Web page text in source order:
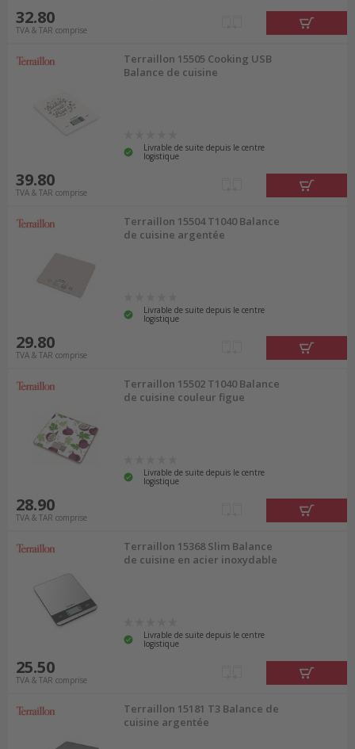
32.80
TVA & TAR comprise
Terraillon 15505 Cooking USB
Balance de cuisine
Livrable de suite depuis le centre
logistique
39.80
TVA & TAR comprise
Terraillon 15504 T1040 Balance
de cuisine argentée
Livrable de suite depuis le centre
logistique
29.80
TVA & TAR comprise
Terraillon 15502 T1040 Balance
de cuisine couleur figue
Livrable de suite depuis le centre
logistique
28.90
TVA & TAR comprise
Terraillon 15368 Slim Balance
de cuisine en acier inoxydable
Livrable de suite depuis le centre
logistique
25.50
TVA & TAR comprise
Terraillon 15181 T3 Balance de
cuisine argentée